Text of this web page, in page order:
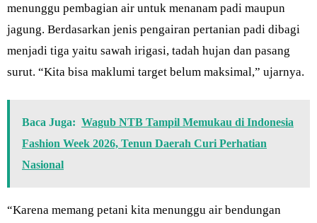
menunggu pembagian air untuk menanam padi maupun
jagung. Berdasarkan jenis pengairan pertanian padi dibagi
menjadi tiga yaitu sawah irigasi, tadah hujan dan pasang
surut. “Kita bisa maklumi target belum maksimal,” ujarnya.
Baca Juga: Wagub NTB Tampil Memukau di Indonesia
Fashion Week 2026, Tenun Daerah Curi Perhatian
Nasional
“Karena memang petani kita menunggu air bendungan